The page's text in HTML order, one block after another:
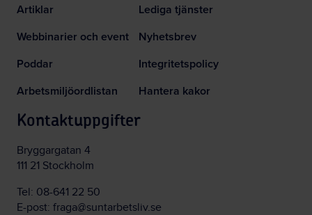
Artiklar
Webbinarier och event
Poddar
Arbetsmiljöordlistan
Lediga tjänster
Nyhetsbrev
Integritetspolicy
Hantera kakor
Kontaktuppgifter
Bryggargatan 4
111 21 Stockholm
Tel: 08-641 22 50
E-post: fraga@suntarbetsliv.se